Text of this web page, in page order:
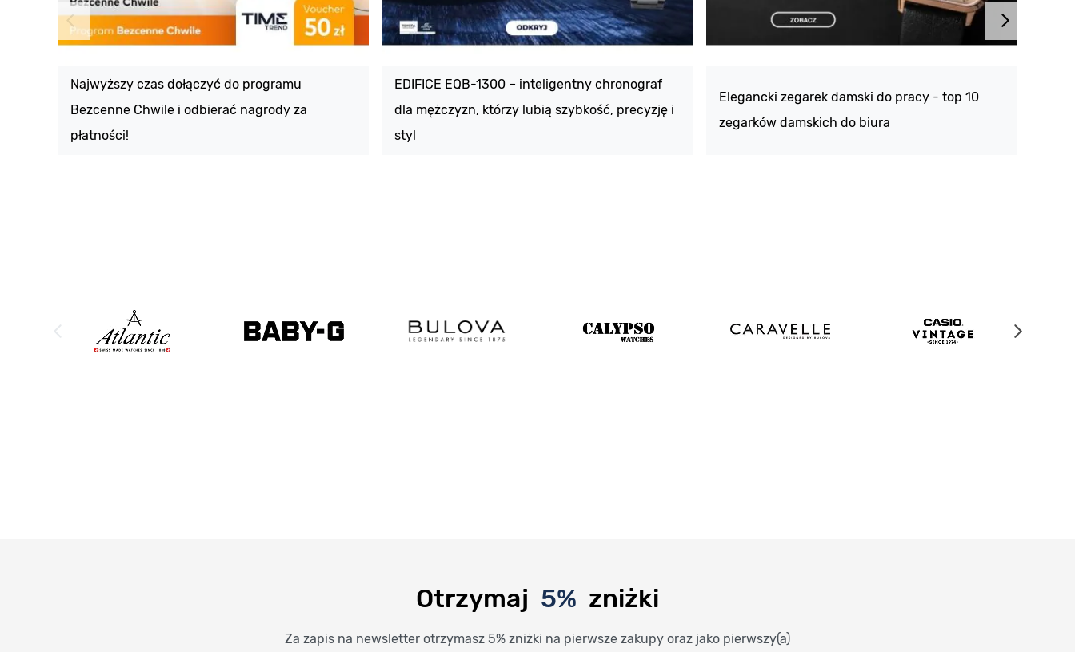
Najwyższy czas dołączyć do programu
Bezcenne Chwile i odbierać nagrody za
płatności!
EDIFICE EQB-1300 – inteligentny chronograf
dla mężczyzn, którzy lubią szybkość, precyzję i
styl
Elegancki zegarek damski do pracy - top 10
zegarków damskich do biura
Otrzymaj 5% zniżki
Za zapis na newsletter otrzymasz 5% zniżki na pierwsze zakupy oraz jako pierwszy(a)